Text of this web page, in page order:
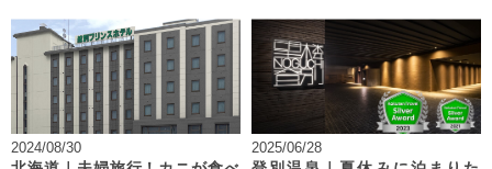
2024/08/30
2025/06/28